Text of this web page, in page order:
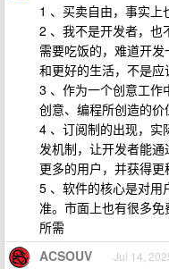
1 、买卖自由，事实上
2 、我不是开发者，也
需要吃饭的，难道开
和更好的生活，不是应
3 、作为一个创意工作
创意、编程所创造的价
4 、订阅制的出现，实
发机制，让开发者能
更多的用户，并获得更
5 、软件的核心是对用
准。市面上也有很多
所需
ACSOUV Jul 14,